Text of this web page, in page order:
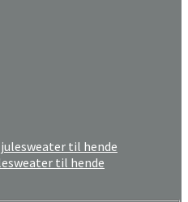
til hende